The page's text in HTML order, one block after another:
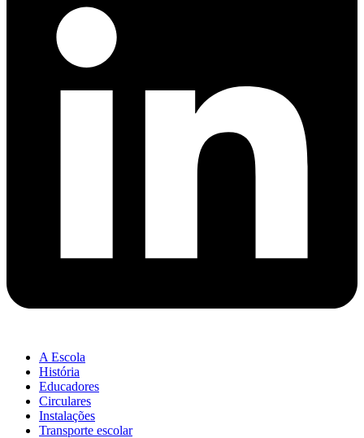
A Escola
História
Educadores
Circulares
Instalações
Transporte escolar